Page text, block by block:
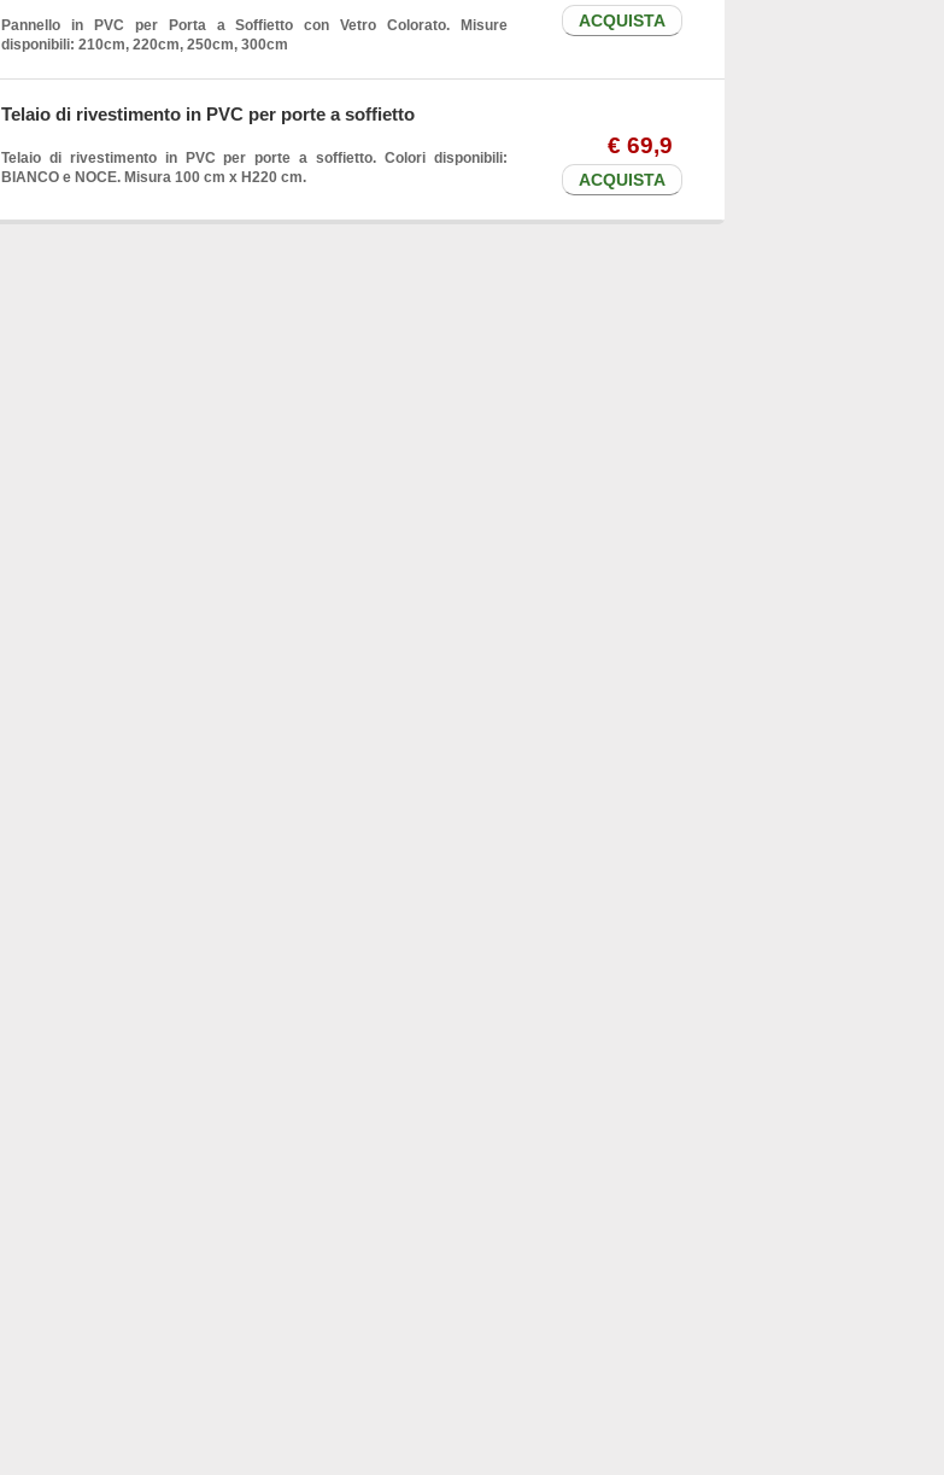
Pannello in PVC per Porta a Soffietto con Vetro Colorato. Misure
disponibili: 210cm, 220cm, 250cm, 300cm
ACQUISTA
Telaio di rivestimento in PVC per porte a soffietto
Telaio di rivestimento in PVC per porte a soffietto. Colori disponibili:
BIANCO e NOCE. Misura 100 cm x H220 cm.
€ 69,9
ACQUISTA